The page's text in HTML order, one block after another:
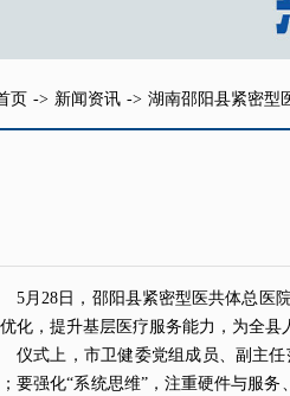
页 -> 新闻资讯 -> 湖南邵阳县紧密型
5月28日，邵阳县紧密型医共体总 医
化，提升基层医疗服务能力，为全
仪式上，市卫健委党组成员、副主
要强化“系统思维”，注重硬件与服